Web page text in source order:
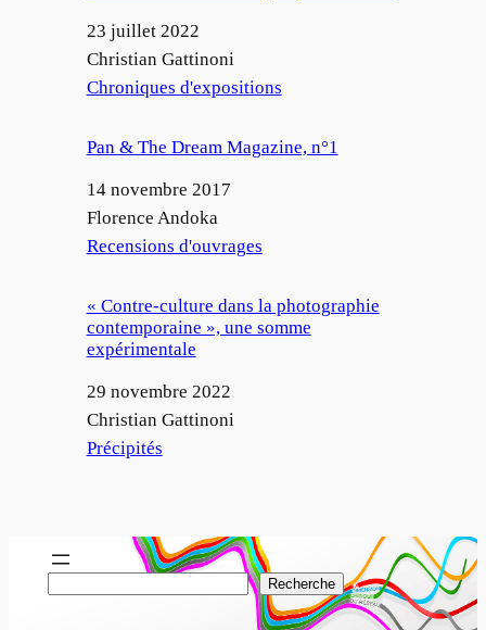
Date
23 juillet 2022
Auteur
Christian Gattinoni
Par rapport à
Chroniques d'expositions
Pan & The Dream Magazine, n°1
Date
14 novembre 2017
Auteur
Florence Andoka
Par rapport à
Recensions d'ouvrages
« Contre-culture dans la photographie
contemporaine », une somme
expérimentale
Date
29 novembre 2022
Auteur
Christian Gattinoni
Par rapport à
Précipités
Recherche